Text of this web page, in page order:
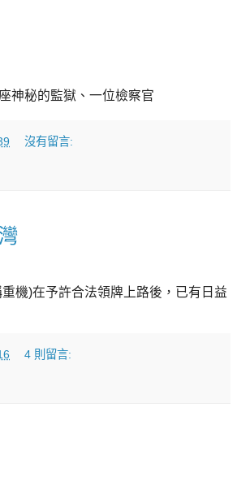
神秘的監獄、一位檢察官
沒有留言:
機)在予許合法領牌上路後，已有日益
4 則留言: